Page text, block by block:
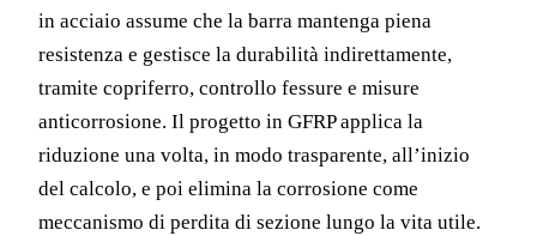
in acciaio assume che la barra mantenga piena
resistenza e gestisce la durabilità indirettamente,
tramite copriferro, controllo fessure e misure
anticorrosione. Il progetto in GFRP applica la
riduzione una volta, in modo trasparente, all’inizio
del calcolo, e poi elimina la corrosione come
meccanismo di perdita di sezione lungo la vita utile.